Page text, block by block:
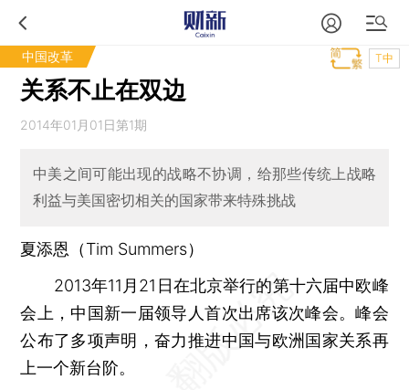
中国改革 T中
关系不止在双边
2014年01月01日第1期
中美之间可能出现的战略不协调，给那些传统上战略
利益与美国密切相关的国家带来特殊挑战
夏添恩（Tim Summers）
2013年11月21日在北京举行的第十六届中欧峰
会上，中国新一届领导人首次出席该次峰会。峰会
公布了多项声明，奋力推进中国与欧洲国家关系再
上一个新台阶。